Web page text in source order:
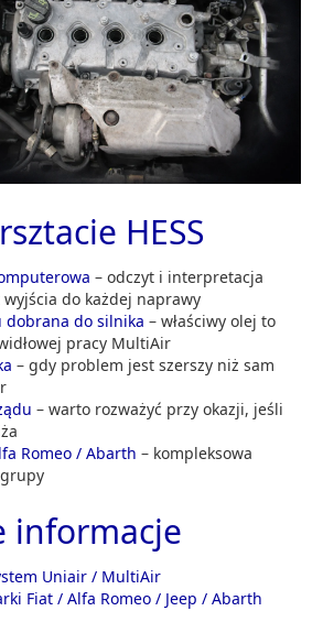
HESS
– odczyt i interpretacja
wyjścia do każdej naprawy
dobrana do silnika – właściwy olej to
pracy MultiAir
– gdy problem jest szerszy niż sam
– warto rozważyć przy okazji, jeśli
Romeo / Abarth – kompleksowa
informacje
Uniair / MultiAir
Fiat / Alfa Romeo / Jeep / Abarth